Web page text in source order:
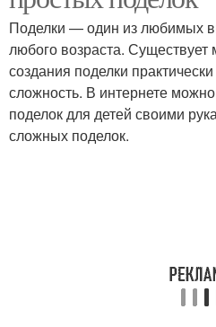
Поделки — один из любимых
любого возраста. Существует
создания поделки
сложность. В интернете
поделок для детей своими
сложных поделок.